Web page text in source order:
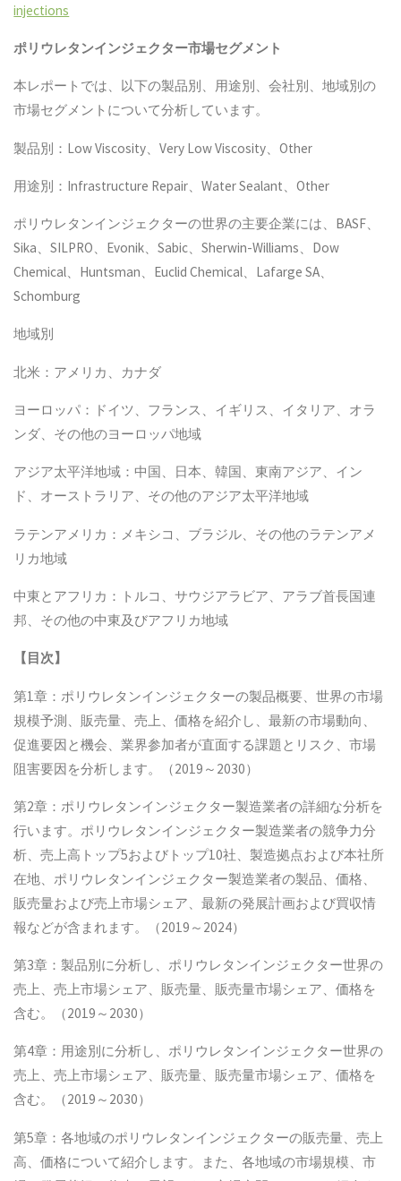
injections
ポリウレタンインジェクター市場セグメント
本レポートでは、以下の製品別、用途別、会社別、地域別の
市場セグメントについて分析しています。
製品別：Low Viscosity、Very Low Viscosity、Other
用途別：Infrastructure Repair、Water Sealant、Other
ポリウレタンインジェクターの世界の主要企業には、BASF、
Sika、SILPRO、Evonik、Sabic、Sherwin-Williams、Dow
Chemical、Huntsman、Euclid Chemical、Lafarge SA、
Schomburg
地域別
北米：アメリカ、カナダ
ヨーロッパ：ドイツ、フランス、イギリス、イタリア、オラ
ンダ、その他のヨーロッパ地域
アジア太平洋地域：中国、日本、韓国、東南アジア、イン
ド、オーストラリア、その他のアジア太平洋地域
ラテンアメリカ：メキシコ、ブラジル、その他のラテンアメ
リカ地域
中東とアフリカ：トルコ、サウジアラビア、アラブ首長国連
邦、その他の中東及びアフリカ地域
【 目次】
第1章：ポリウレタンインジェクターの製品概要、世界の市場
規模予測、販売量、売上、価格を紹介し、最新の市場動向、
促進要因と機会、業界参加者が直面する課題とリスク、市場
阻害要因を分析します。（2019～2030）
第2章：ポリウレタンインジェクター製造業者の詳細な分析を
行います。ポリウレタンインジェクター製造業者の競争力分
析、売上高トップ5およびトップ10社、製造拠点および本社所
在地、ポリウレタンインジェクター製造業者の製品、価格、
販売量および売上市場シェア、最新の発展計画および買収情
報などが含まれます。（2019～2024）
第3章：製品別に分析し、ポリウレタンインジェクター世界の
売上、売上市場シェア、販売量、販売量市場シェア、価格を
含む。（2019～2030）
第4章：用途別に分析し、ポリウレタンインジェクター世界の
売上、売上市場シェア、販売量、販売量市場シェア、価格を
含む。（2019～2030）
第5章：各地域のポリウレタンインジェクターの販売量、売上
高、価格について紹介します。また、各地域の市場規模、市